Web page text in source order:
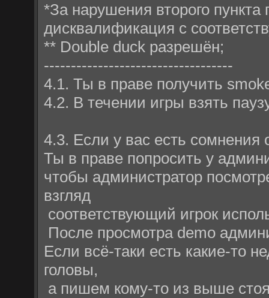
*За нарушения второго
дисквалификация с
** Double duck разрешён;
-----------------------------------
4.1. Ты в праве получить
4.2. В течении игры взять
4.3. Если у вас есть сомнения
Ты в праве попросить у
чтобы администратор
взгляд
соответствующий игрок
После просмотра demo
Если всё-таки есть какие-то
головы,
а пишем кому-то из выше